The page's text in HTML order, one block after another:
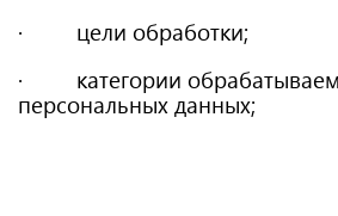
· цели обработки;
· категории
персональных данных;